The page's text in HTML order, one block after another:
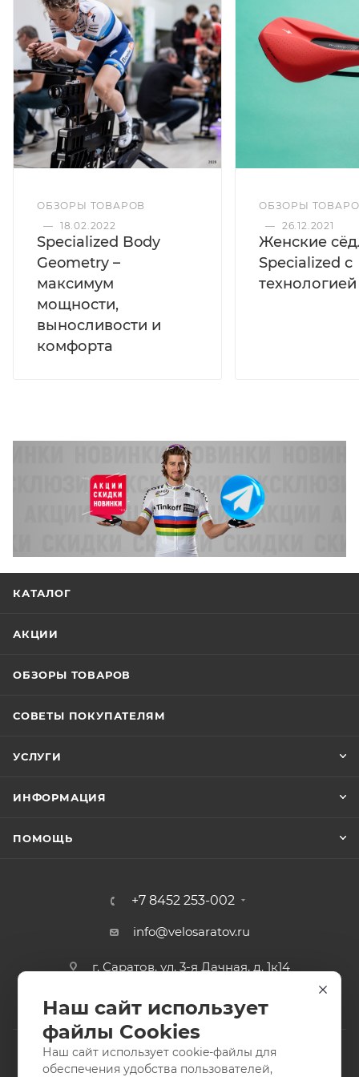
ОБЗОРЫ ТОВАРОВ
— 18.02.2022
Specialized Body
Geometry –
максимум
мощности,
выносливости и
комфорта
ОБЗОРЫ
— 26.12.2021
Женские
Specialized с
КАТАЛОГ
АКЦИИ
ОБЗОРЫ ТОВАРОВ
СОВЕТЫ ПОКУПАТЕЛЯМ
УСЛУГИ
ИНФОРМАЦИЯ
ПОМОЩЬ
+7 8452 253-002
info@velosaratov.ru
г. Саратов, ул. 3-я Дачная, д. 1к14
Наш сайт использует
файлы Cookies
Наш сайт использует cookie-файлы для
обеспечения удобства пользователей,